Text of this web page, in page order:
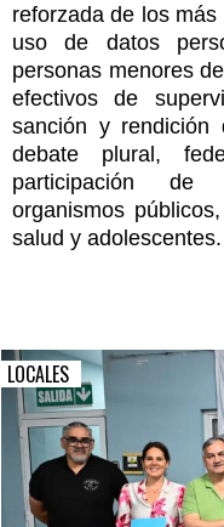
reforzada de los
uso de datos
personas menores
efectivos de
sanción y
debate plural,
participación de
organismos
salud y adolescentes.
LOCALES